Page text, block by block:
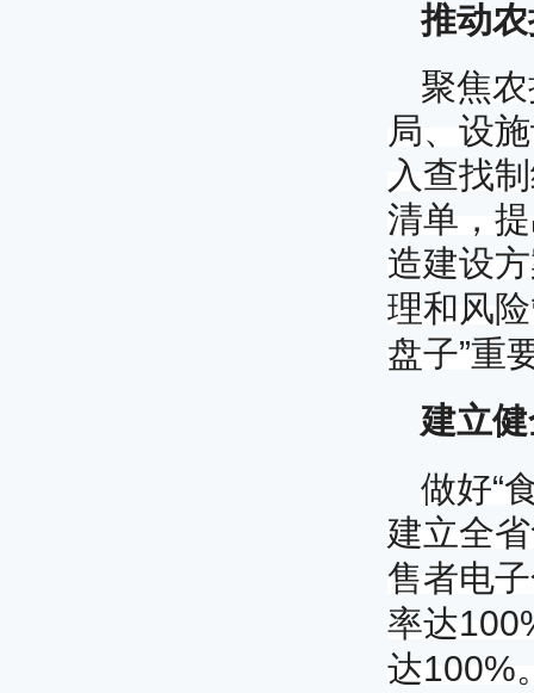
推动
聚焦
局、设
入查找
清单，
造建设
理和风
盘子”重
建立
做好“
建立全
售者电
率达
达100%